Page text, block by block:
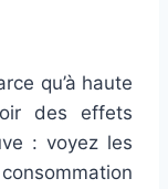
qu’à haute
des effets
: voyez les